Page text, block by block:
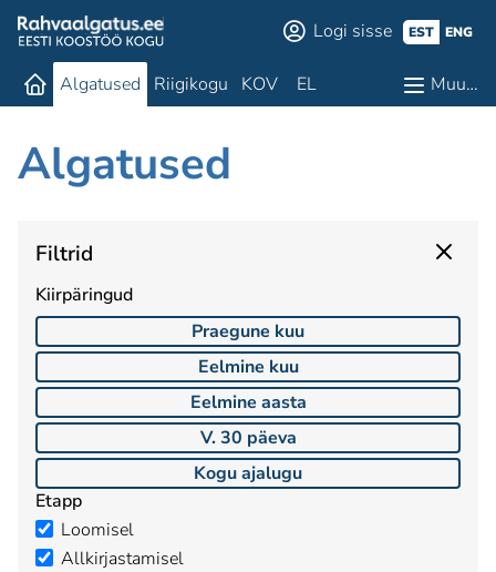
Logi sisse EST ENG
Algatused Riigikogu KOV EL Muu…
Algatused
Filtrid
Kiirpäringud
Praegune kuu
Eelmine kuu
Eelmine aasta
V. 30 päeva
Kogu ajalugu
Etapp
Loomisel
Allkirjastamisel